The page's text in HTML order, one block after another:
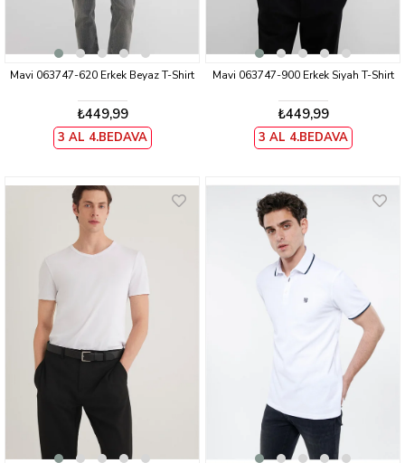
Mavi 063747-620 Erkek Beyaz T-Shirt
₺449,99
3 AL 4.BEDAVA
Mavi 063747-900 Erkek Siyah T-Shirt
₺449,99
3 AL 4.BEDAVA